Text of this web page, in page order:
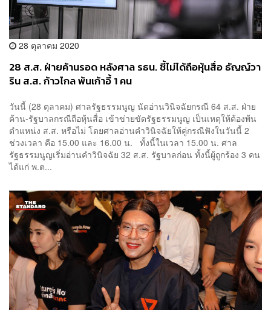
28 ตุลาคม 2020
28 ส.ส. ฝ่ายค้านรอด หลังศาล รธน. ชี้ไม่ได้ถือหุ้นสื่อ ธัญญ์วา
ริน ส.ส. ก้าวไกล พ้นเก้าอี้ 1 คน
วันนี้ (28 ตุลาคม) ศาลรัฐธรรมนูญ นัดอ่านวินิจฉัยกรณี 64 ส.ส. ฝ่าย
ค้าน-รัฐบาลกรณีถือหุ้นสื่อ เข้าข่ายขัดรัฐธรรมนูญ เป็นเหตุให้ต้องพ้น
ตำแหน่ง ส.ส. หรือไม่ โดยศาลอ่านคำวินิจฉัยให้คู่กรณีฟังในวันนี้ 2
ช่วงเวลา คือ 15.00 และ 16.00 น. ทั้งนี้ในเวลา 15.00 น. ศาล
รัฐธรรมนูญเริ่มอ่านคำวินิจฉัย 32 ส.ส. รัฐบาลก่อน ทั้งนี้ผู้ถูกร้อง 3 คน
ได้แก่ พ.ต...